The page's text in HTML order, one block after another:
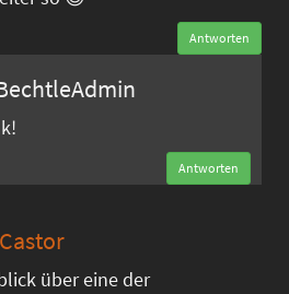
Antworten
Antworten
über eine der